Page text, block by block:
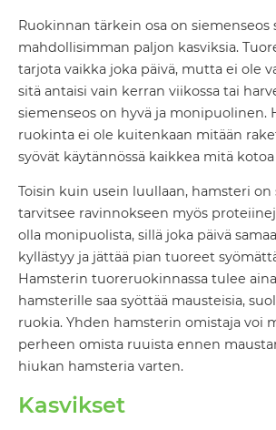
Ruokinnan tärkein osa on siemenseos
mahdollisimman paljon kasviksia.
tarjota vaikka joka päivä, mutta ei ole
sitä antaisi vain kerran viikossa tai
siemenseos on hyvä ja monipuolinen.
ruokinta ei ole kuitenkaan mitään
syövät käytännössä kaikkea mitä
Toisin kuin usein luullaan, hamsteri on
tarvitsee ravinnokseen myös
olla monipuolista, sillä joka päivä
kyllästyy ja jättää pian tuoreet
Hamsterin tuoreruokinnassa tulee
hamsterille saa syöttää mausteisia,
ruokia. Yhden hamsterin omistaja voi
perheen omista ruuista ennen
hiukan hamsteria varten.
Kasvikset